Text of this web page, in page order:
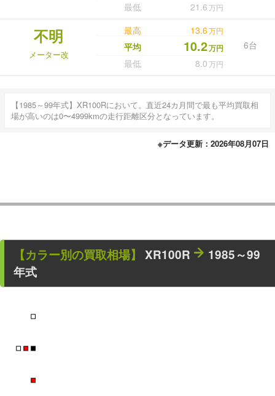
最低 21.6万円
不明
メーター改
最高 13.6万円
6台
平均 10.2万円
最低 8.0万円
【1985～99年式】XR100Rにおいて。直近24カ月間で最も平均買取相
場が高いのは0〜4999kmの走行距離区分となっています。
※データ更新：2026年08月07日
【カラー別の買取相場】 XR100R
1985～99
年式
■
■ ■ ■
■